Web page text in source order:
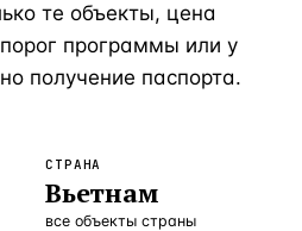
2 797
Россия · 3
те объекты, цена
программы или у
получение паспорта.
СТРАНА
Вьетнам
все объекты страны